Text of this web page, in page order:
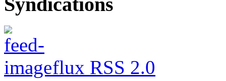
flux RSS 2.0